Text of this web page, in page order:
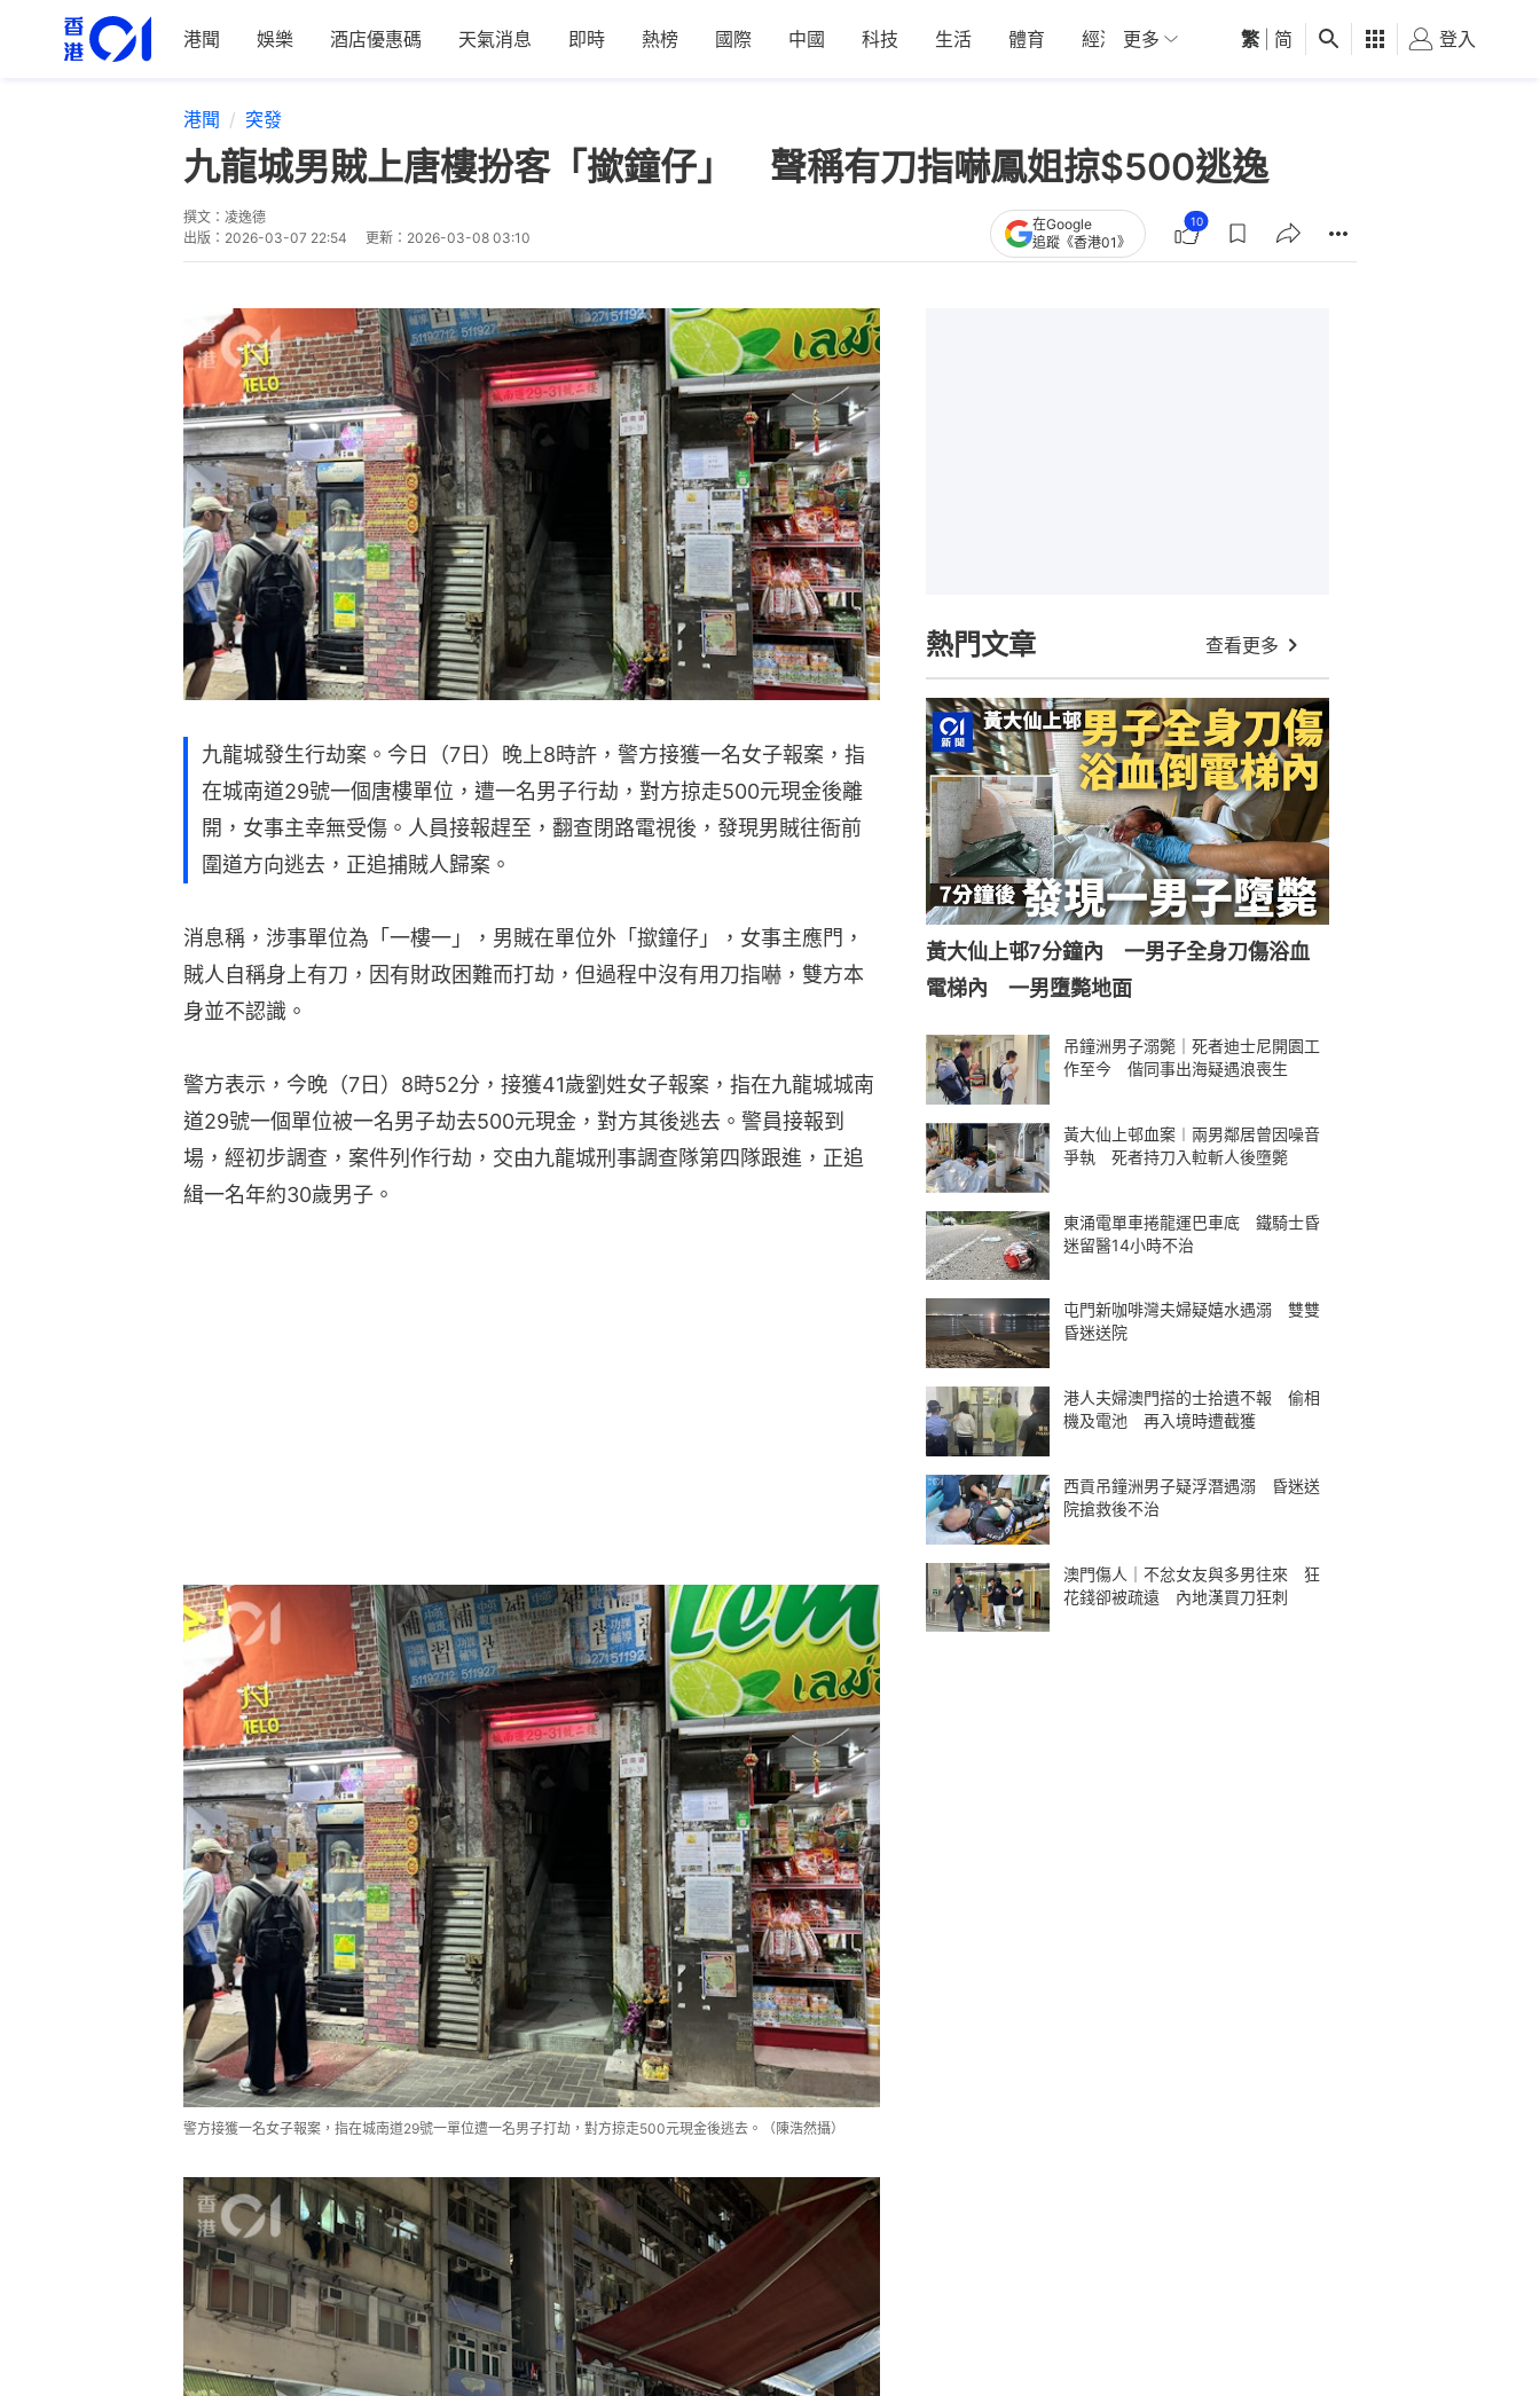
港聞 娛樂 酒店優惠碼 天氣消息 即時 熱榜 國際 中國 科技 生活 體育 經濟 01深圳 觀點 健康 好食玩飛
更多 繁 简 登入
港聞 突發
九龍城男賊上唐樓扮客「撳鐘仔」 聲稱有刀指嚇鳳姐掠$500逃逸
撰文： 凌逸德
出版： 2026-03-07 22:54 更新： 2026-03-08 03:10
在Google
追蹤《香港01》
10
九龍城發生行劫案。今日（7日）晚上8時許，警方接獲一名女子報案，指
在城南道29號一個唐樓單位，遭一名男子行劫，對方掠走500元現金後離
開，女事主幸無受傷。人員接報趕至，翻查閉路電視後，發現男賊往衙前
圍道方向逃去，正追捕賊人歸案。
消息稱，涉事單位為「一樓一」，男賊在單位外「撳鐘仔」，女事主應門，
賊人自稱身上有刀，因有財政困難而打劫，但過程中沒有用刀指嚇，雙方本
身並不認識。
警方表示，今晚（7日）8時52分，接獲41歲劉姓女子報案，指在九龍城城南
道29號一個單位被一名男子劫去500元現金，對方其後逃去。警員接報到
場，經初步調查，案件列作行劫，交由九龍城刑事調查隊第四隊跟進，正追
緝一名年約30歲男子。
警方接獲一名女子報案，指在城南道29號一單位遭一名男子打劫，對方掠走500元現金後逃去。（陳浩然攝）
熱門文章 查看更多
黃大仙上邨7分鐘內 一男子全身刀傷浴血
電梯內 一男墮斃地面
吊鐘洲男子溺斃｜死者迪士尼開園工
作至今 偕同事出海疑遇浪喪生
黃大仙上邨血案︱兩男鄰居曾因噪音
爭執 死者持刀入𨋢斬人後墮斃
東涌電單車捲龍運巴車底 鐵騎士昏
迷留醫14小時不治
屯門新咖啡灣夫婦疑嬉水遇溺 雙雙
昏迷送院
港人夫婦澳門搭的士拾遺不報 偷相
機及電池 再入境時遭截獲
西貢吊鐘洲男子疑浮潛遇溺 昏迷送
院搶救後不治
澳門傷人｜不忿女友與多男往來 狂
花錢卻被疏遠 內地漢買刀狂刺